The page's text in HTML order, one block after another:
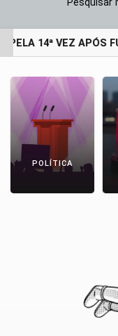
Pesquisar
PELA 14ª VEZ APÓS
POLÍTICA